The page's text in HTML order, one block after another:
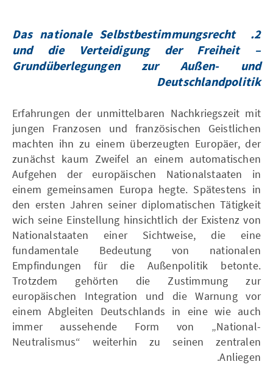
2.
Das nationale Selbstbestimmungsrecht
und die Verteidigung der Freiheit –
Grundüberlegungen zur Außen- und
Deutschlandpolitik
Erfahrungen der unmittelbaren Nachkriegszeit mit
jungen Franzosen und französischen Geistlichen
machten ihn zu einem überzeugten Europäer, der
zunächst kaum Zweifel an einem automatischen
Aufgehen der europäischen Nationalstaaten in
einem gemeinsamen Europa hegte. Spätestens in
den ersten Jahren seiner diplomatischen Tätigkeit
wich seine Einstellung hinsichtlich der Existenz von
Nationalstaaten einer Sichtweise, die eine
fundamentale Bedeutung von nationalen
Empfindungen für die Außenpolitik betonte.
Trotzdem gehörten die Zustimmung zur
europäischen Integration und die Warnung vor
einem Abgleiten Deutschlands in eine wie auch
immer aussehende Form von „National-
Neutralismus“ weiterhin zu seinen zentralen
Anliegen.